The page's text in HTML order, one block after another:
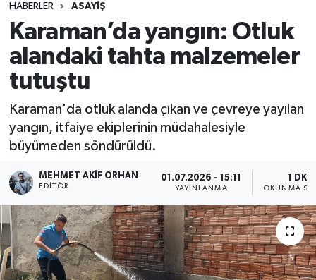
HABERLER ASAYIŞ
Karaman’da yangın: Otluk
alandaki tahta malzemeler
tutuştu
Karaman'da otluk alanda çıkan ve çevreye yayılan
yangın, itfaiye ekiplerinin müdahalesiyle
büyümeden söndürüldü.
MEHMET AKIF ORHAN
EDITÖR
01.07.2026 - 15:11
YAYINLANMA
1 DK
OKUNMA
Ulusal Haberler
Vefat Edenler